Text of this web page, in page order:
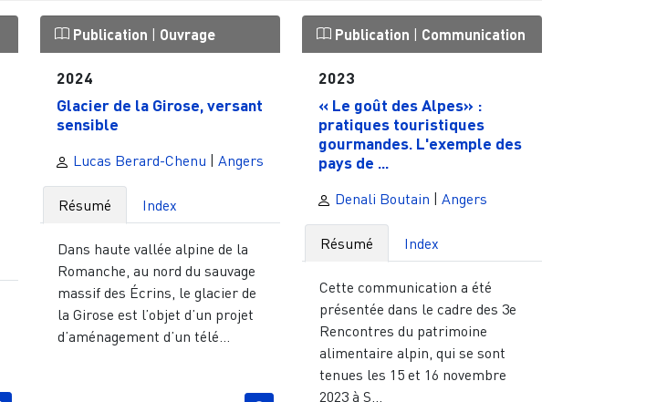
Publication | Ouvrage
2024
Glacier de la Girose, versant
sensible
Lucas Berard-Chenu | Angers
Résumé Index
Dans haute vallée alpine de la
Romanche, au nord du sauvage
massif des Écrins, le glacier de
la Girose est l’objet d’un projet
d’aménagement d’un télé...
Publication | Communication
2023
« Le goût des Alpes» :
pratiques touristiques
gourmandes. L'exemple des
pays de ...
Denali Boutain | Angers
Résumé Index
Cette communication a été
présentée dans le cadre des 3e
Rencontres du patrimoine
alimentaire alpin, qui se sont
tenues les 15 et 16 novembre
2023 à S...